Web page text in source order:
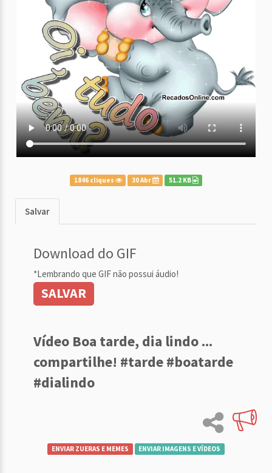
1846 cliques 30 Abr 51.2 KB
Salvar
Download do GIF
*Lembrando que GIF não possui áudio!
SALVAR
Vídeo Boa tarde, dia lindo ...
compartilhe! #tarde #boatarde
#dialindo
ENVIAR ZUERAS E MEMES ENVIAR IMAGENS E VÍDEOS